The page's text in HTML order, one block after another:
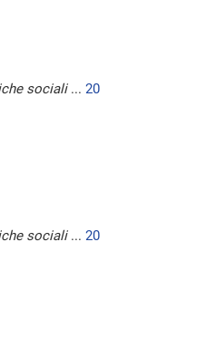
sociali... 20
sociali... 20